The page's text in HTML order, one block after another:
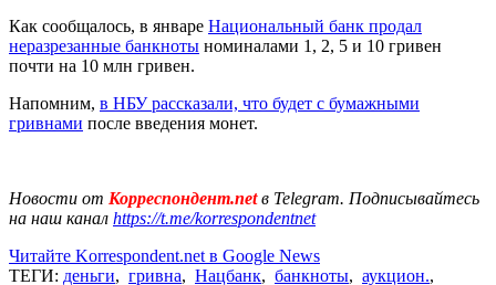
Как сообщалось, в январе Национальный банк продал
неразрезанные банкноты номиналами 1, 2, 5 и 10 гривен
почти на 10 млн гривен.
Напомним, в НБУ рассказали, что будет с бумажными
гривнами после введения монет.
Новости от Корреспондент.netв Telegram. Подписывайтесь
на наш канал https://t.me/korrespondentnet
Читайте Korrespondent.net в Google News
ТЕГИ: деньги, гривна, Нацбанк, банкноты, аукцион.,